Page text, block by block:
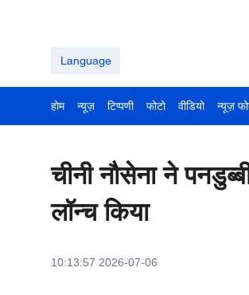
Language
होम न्यूज़ टिप्पणी फोटो वीडियो न्यूज़
चीनी नौसेना ने
लॉन्च किया
10:13:57 2026-07-06